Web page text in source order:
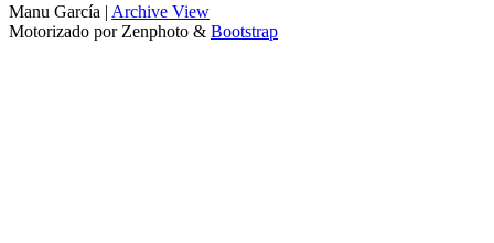
Manu García | Archive View
Motorizado por Zenphoto & Bootstrap